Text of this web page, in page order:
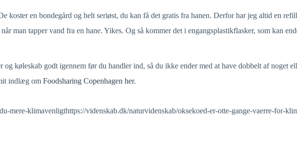
koster en bondegård og helt seriøst, du kan få det gratis fra hanen. Derfor har jeg altid en
man tapper vand fra en hane. Yikes. Og så kommer det i engangsplastikflasker, som kan
køleskab godt igennem før du handler ind, så du ikke ender med at have dobbelt af noget
indlæg om Foodsharing Copenhagen her.
mere-klimavenligthttps://videnskab.dk/naturvidenskab/oksekoed-er-otte-gange-vaerre-for-